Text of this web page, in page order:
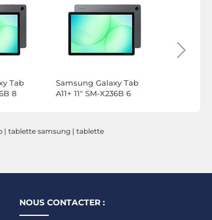
Tab
8
Samsung Galaxy Tab
A11+ 11" SM-X236B 6
| tablette samsung | tablette
NOUS CONTACTER :